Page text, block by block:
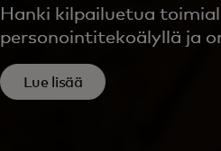
Hanki kilpailuetua
personointitekoälyllä ja
Lue lisää